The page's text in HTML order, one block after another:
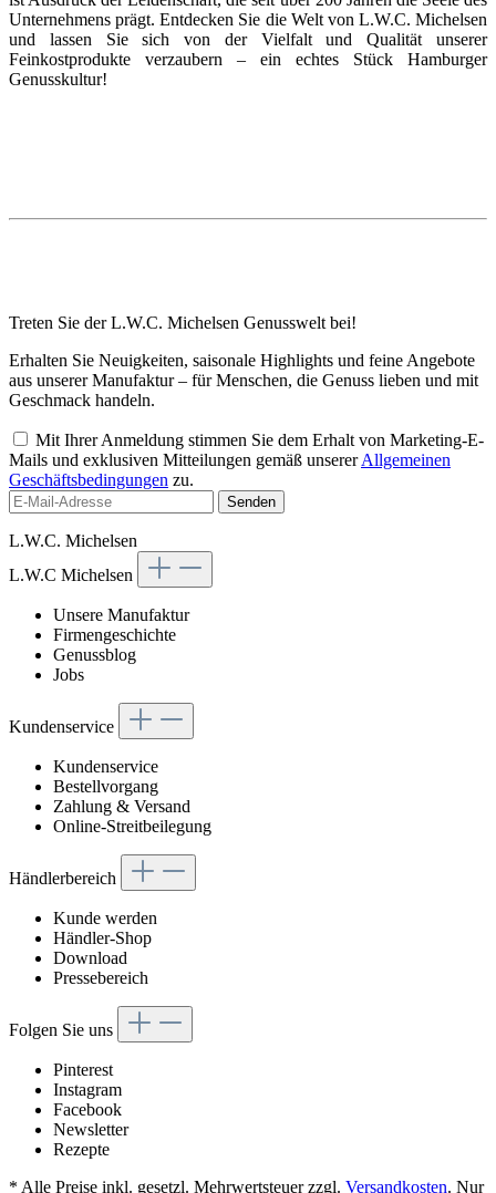
Unternehmens prägt. Entdecken Sie die Welt von L.W.C. Michelsen
und lassen Sie sich von der Vielfalt und Qualität unserer
Feinkostprodukte verzaubern – ein echtes Stück Hamburger
Genusskultur!
Treten Sie der L.W.C. Michelsen Genusswelt bei!
Erhalten Sie Neuigkeiten, saisonale Highlights und feine Angebote
aus unserer Manufaktur – für Menschen, die Genuss lieben und mit
Geschmack handeln.
Mit Ihrer Anmeldung stimmen Sie dem Erhalt von Marketing-E-
Mails und exklusiven Mitteilungen gemäß unsererAllgemeinen
Geschäftsbedingungen zu.
Senden
L.W.C. Michelsen
L.W.C Michelsen
Unsere Manufaktur
Firmengeschichte
Genussblog
Jobs
Kundenservice
Kundenservice
Bestellvorgang
Zahlung & Versand
Online-Streitbeilegung
Händlerbereich
Kunde werden
Händler-Shop
Download
Pressebereich
Folgen Sie uns
Pinterest
Instagram
Facebook
Newsletter
Rezepte
* Alle Preise inkl. gesetzl. Mehrwertsteuer zzgl. Versandkosten. Nur